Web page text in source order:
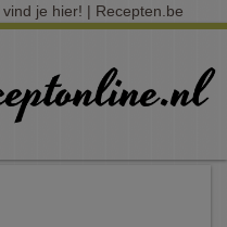
je hier! | Recepten.be